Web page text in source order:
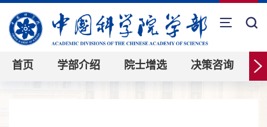
首页 学部介绍 院士增选 决策咨询